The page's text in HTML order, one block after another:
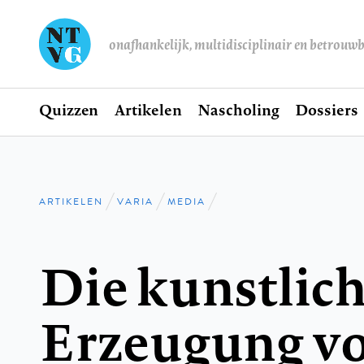
onafhankelijk, multidisciplinair en
Hoofdnavigatie
Home
Quizzen Artikelen Nascholing Dossiers
Kruimelpad
ARTIKELEN VARIA MEDIA
Die
Erzeugung